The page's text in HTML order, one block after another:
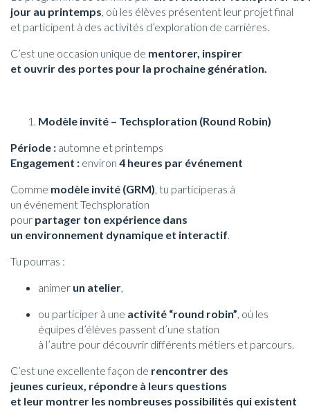
jour au printemps, où les élèves présentent leur projet final
et participent à des activités d’exploration de carrières.
C’est une occasion unique de mentorer, inspirer
et ouvrir des portes pour la prochaine génération.
Modèle invité – Techsploration (Round Robin)
Période : automne et printemps
Engagement : environ 4 heures par événement
Comme modèle invité (GRM), tu participeras à
un événement Techsploration
pour partager ton expérience dans
un environnement dynamique et interactif.
Tu pourras :
animer un atelier,
ou participer à une activité “round robin”, où les
équipes d’élèves passent d’une station
à l’autre pour découvrir différents métiers et parcours.
C’est une excellente façon de rencontrer des
jeunes curieux, répondre à leurs questions
et leur montrer les nombreuses possibilités qui existent